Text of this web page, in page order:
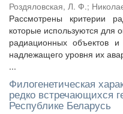
Роздяловская, Л. Ф.;
Рассмотрены критерии
которые используются для
радиационных объектов
надлежащего уровня их
...
Филогенетическая
редко встречающихся
Республике Беларусь